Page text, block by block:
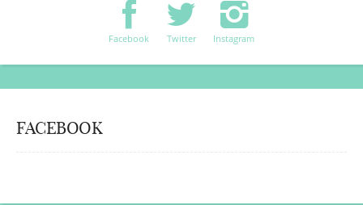
Facebook Twitter Instagram
FACEBOOK